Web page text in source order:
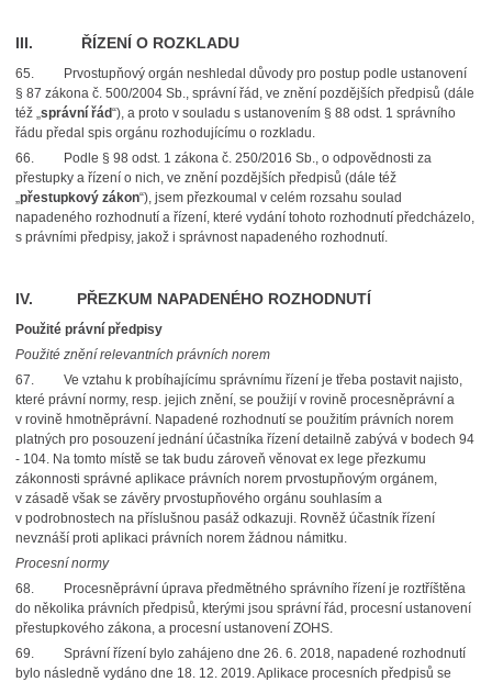
III. ŘÍZENÍ O ROZKLADU
65.
Prvostupňový orgán neshledal důvody pro postup podle ustanovení
§ 87 zákona č. 500/2004 Sb., správní řád, ve znění pozdějších předpisů (dále
též „správní řád“), a proto v souladu s ustanovením § 88 odst. 1 správního
řádu předal spis orgánu rozhodujícímu o rozkladu.
66.
Podle § 98 odst. 1 zákona č. 250/2016 Sb., o odpovědnosti za
přestupky a řízení o nich, ve znění pozdějších předpisů (dále též
„přestupkový zákon“), jsem přezkoumal v celém rozsahu soulad
napadeného rozhodnutí a řízení, které vydání tohoto rozhodnutí předcházelo,
s právními předpisy, jakož i správnost napadeného rozhodnutí.
IV. PŘEZKUM NAPADENÉHO ROZHODNUTÍ
Použité právní předpisy
Použité znění relevantních právních norem
67.
Ve vztahu k probíhajícímu správnímu řízení je třeba postavit najisto,
které právní normy, resp. jejich znění, se použijí v rovině procesněprávní a
v rovině hmotněprávní. Napadené rozhodnutí se použitím právních norem
platných pro posouzení jednání účastníka řízení detailně zabývá v bodech 94
- 104. Na tomto místě se tak budu zároveň věnovat ex lege přezkumu
zákonnosti správné aplikace právních norem prvostupňovým orgánem,
v zásadě však se závěry prvostupňového orgánu souhlasím a
v podrobnostech na příslušnou pasáž odkazuji. Rovněž účastník řízení
nevznáší proti aplikaci právních norem žádnou námitku.
Procesní normy
68.
Procesněprávní úprava předmětného správního řízení je roztříštěna
do několika právních předpisů, kterými jsou správní řád, procesní ustanovení
přestupkového zákona, a procesní ustanovení ZOHS.
69.
Správní řízení bylo zahájeno dne 26. 6. 2018, napadené rozhodnutí
bylo následně vydáno dne 18. 12. 2019. Aplikace procesních předpisů se